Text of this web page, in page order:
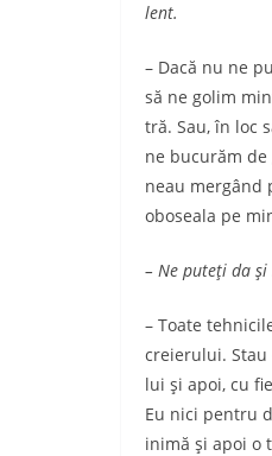
lent.
– Dacă nu ne
să ne golim
tră. Sau, în loc
ne bucurăm
neau mergând
oboseala pe
– Ne puteţi da
– Toate
creierului.
lui şi apoi, cu
Eu nici pentru
inimă şi apoi o